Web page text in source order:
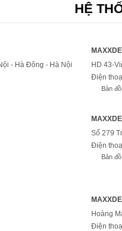
HỆ
- Hà Đông - Hà Nội
HD 43-
Điện
Bản
Số 279
Điện
Bản
Hoàng
Điện